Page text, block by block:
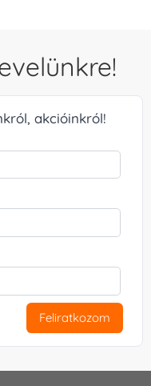
akcióinkról!
Feliratkozom